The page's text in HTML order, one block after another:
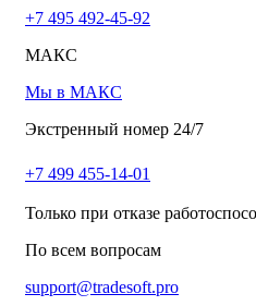
+7 495 492-45-92
МАКС
Мы в МАКС
Экстренный номер 24/7
+7 499 455-14-01
Только при отказе
По всем вопросам
support@tradesoft.pro